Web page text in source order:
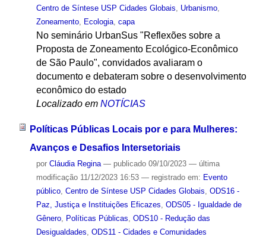
Centro de Síntese USP Cidades Globais, Urbanismo,
Zoneamento, Ecologia, capa
No seminário UrbanSus "Reflexões sobre a
Proposta de Zoneamento Ecológico-Econômico
de São Paulo", convidados avaliaram o
documento e debateram sobre o desenvolvimento
econômico do estado
Localizado em NOTÍCIAS
Políticas Públicas Locais por e para Mulheres:
Avanços e Desafios Intersetoriais
por Cláudia Regina — publicado09/10/2023 — última
modificação11/12/2023 16:53 — registrado em: Evento
público, Centro de Síntese USP Cidades Globais ODS16 -
Paz, Justiça e Instituições Eficazes ODS05 - Igualdade de
Gênero, Políticas Públicas ODS10 - Redução das
Desigualdades ODS11 - Cidades e Comunidades